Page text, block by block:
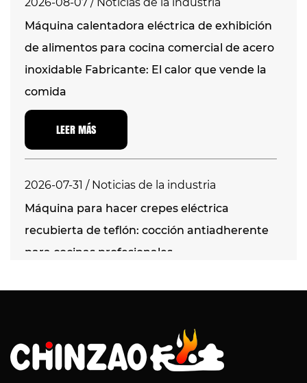
Máquina calentadora eléctrica de exhibición
de alimentos para cocina comercial de acero
inoxidable Fabricante: El calor que vende la
comida
LEER MÁS
2026-07-31 / Noticias de la industria
Máquina para hacer crepes eléctrica
recubierta de teflón: cocción antiadherente
para cocinas profesionales
LEER MÁS
2026-07-24 / Noticias de la industria
Máquina eléctrica de baño María de